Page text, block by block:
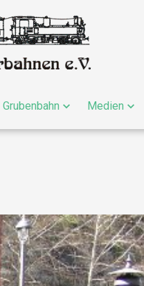
Grubenbahn Medien